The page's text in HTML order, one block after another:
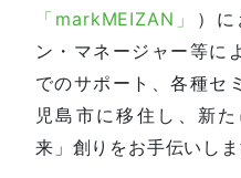
「markMEIZAN」
）
ン・マネージャー等に
でのサポート、各種セ
児島市に移住し、新
来」創りをお手伝いしま